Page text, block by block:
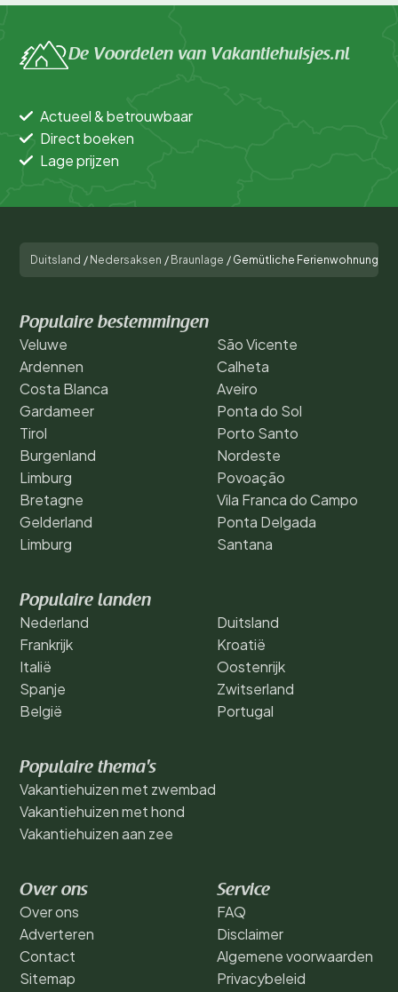
De Voordelen van Vakantiehuisjes.nl
Actueel & betrouwbaar
Direct boeken
Lage prijzen
Duitsland / Nedersaksen / Braunlage / Gemütliche Ferienwohnung
Populaire bestemmingen
Veluwe
Ardennen
Costa Blanca
Gardameer
Tirol
Burgenland
Limburg
Bretagne
Gelderland
Limburg
São Vicente
Calheta
Aveiro
Ponta do Sol
Porto Santo
Nordeste
Povoação
Vila Franca do Campo
Ponta Delgada
Santana
Populaire landen
Nederland
Frankrijk
Italië
Spanje
België
Duitsland
Kroatië
Oostenrijk
Zwitserland
Portugal
Populaire thema's
Vakantiehuizen met zwembad
Vakantiehuizen met hond
Vakantiehuizen aan zee
Over ons
Over ons
Adverteren
Contact
Sitemap
Service
FAQ
Disclaimer
Algemene voorwaarden
Privacybeleid